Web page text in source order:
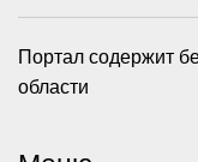
Портал содержит
области